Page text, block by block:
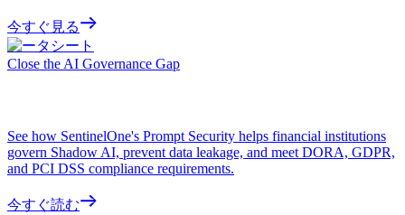
今すぐ見る
データシート
Close the AI Governance Gap
See how SentinelOne's Prompt Security helps financial institutions
govern Shadow AI, prevent data leakage, and meet DORA, GDPR,
and PCI DSS compliance requirements.
今すぐ読む